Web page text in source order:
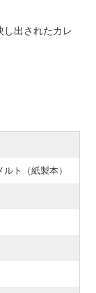
し出されたカレ
ト（紙製本）